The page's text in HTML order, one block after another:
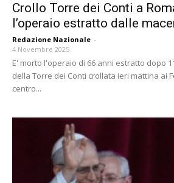
Crollo Torre dei Conti a
l’operaio estratto dalle
Redazione Nazionale -
4 Novembre 2025
E' morto l'operaio di 66 anni estratto dopo
della Torre dei Conti crollata ieri mattina ai
centro...